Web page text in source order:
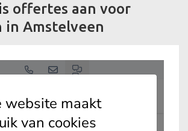
offertes aan voor
in Amstelveen